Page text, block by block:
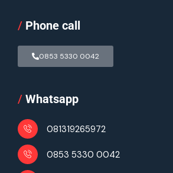
/ Phone call
0853 5330 0042
/ Whatsapp
081319265972
0853 5330 0042